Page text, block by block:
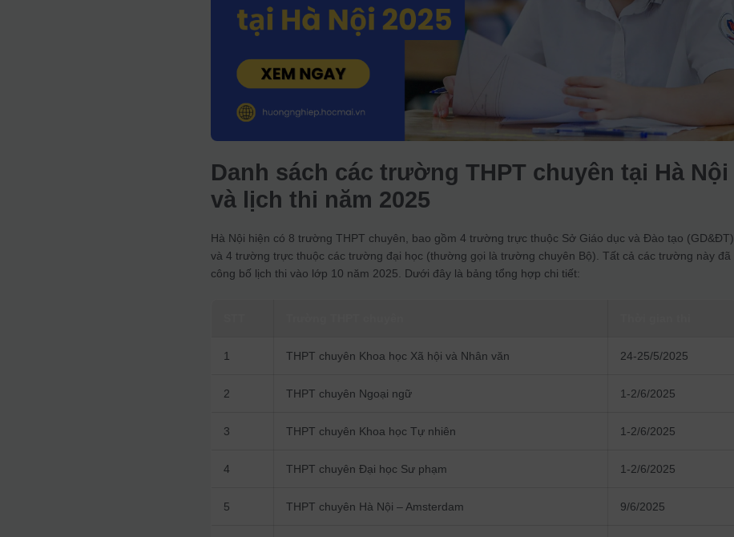
Danh sách các trường THPT chuyên tại Hà Nội
và lịch thi năm 2025
Hà Nội hiện có 8 trường THPT chuyên, bao gồm 4 trường trực thuộc Sở Giáo dục và Đào tạo (GD&ĐT)
và 4 trường trực thuộc các trường đại học (thường gọi là trường chuyên Bộ). Tất cả các trường này đã
công bố lịch thi vào lớp 10 năm 2025. Dưới đây là bảng tổng hợp chi tiết:
1 THPT chuyên Khoa học Xã hội và Nhân văn 24-25/5/2025
2 THPT chuyên Ngoại ngữ 1-2/6/2025
3 THPT chuyên Khoa học Tự nhiên 1-2/6/2025
4 THPT chuyên Đại học Sư phạm 1-2/6/2025
5 THPT chuyên Hà Nội – Amsterdam 9/6/2025